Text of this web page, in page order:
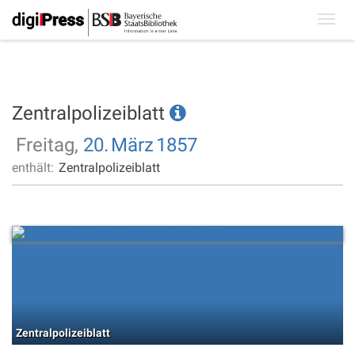
Zentralpolizeiblatt
Freitag, 20. März 1857
enthält: Zentralpolizeiblatt
Zentralpolizeiblatt